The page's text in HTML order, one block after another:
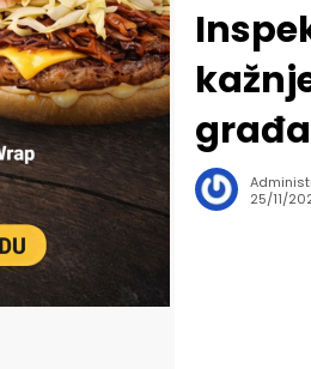
25/11/